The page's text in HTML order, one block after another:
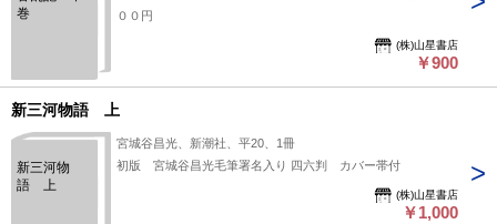
巻
００円
(株)山星書店
￥900
新三河物語 上
新三河物
語 上
宮城谷昌光、新潮社、平20、1冊
初版 宮城谷昌光毛筆署名入り 四六判 カバー帯付
(株)山星書店
￥1,000